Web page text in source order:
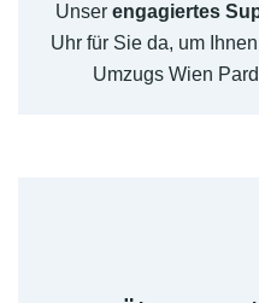
Unser engagiertes
Uhr für Sie da, um
Umzugs Wien